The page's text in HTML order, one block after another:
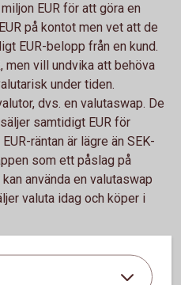
EUR för att göra en
på kontot men vet att de
EUR-belopp från en kund.
men vill undvika att behöva
under tiden.
dvs. en valutaswap. De
samtidigt EUR för
räntan är lägre än SEK-
som ett påslag på
använda en valutaswap
valuta idag och köper i